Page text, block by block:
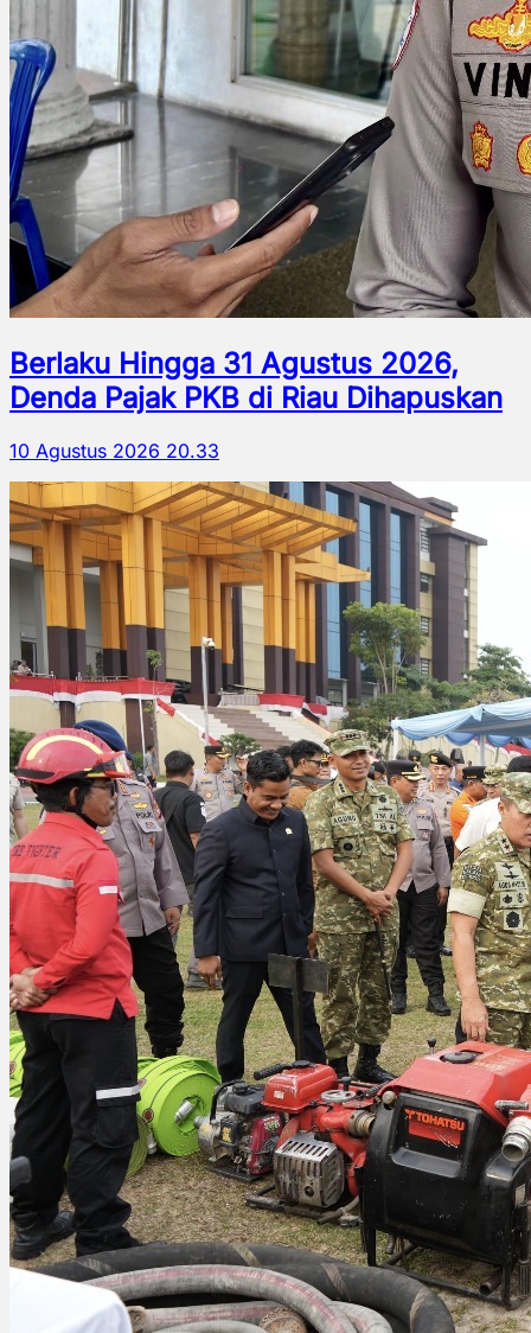
Berlaku Hingga 31 Agustus 2026,
Denda Pajak PKB di Riau Dihapuskan
10 Agustus 2026 20.33